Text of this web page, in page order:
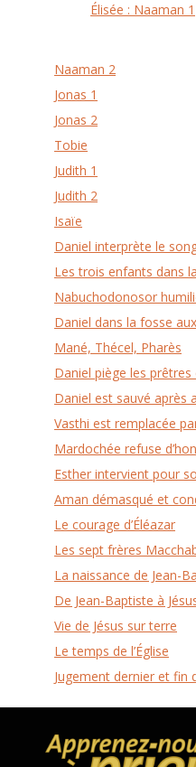
Élisée : Naaman 1
Naaman 2
Jonas 1
Jonas 2
Tobie
Judith 1
Judith 2
Isaïe
Daniel interprète le
Les trois enfants dans
Nabuchodonosor
Daniel dans la fosse
Mané, Thécel, Pharès
Daniel piège les prêtres
Daniel est sauvé après
Vasthi est remplacée
Mardochée refuse
Esther intervient pour
Aman démasqué et
Le courage d’Éléazar
Les sept frères
La naissance de Jean-
De Jean-Baptiste à
Vie de Jésus sur terre
Le temps de l’Église
Jugement dernier et fin